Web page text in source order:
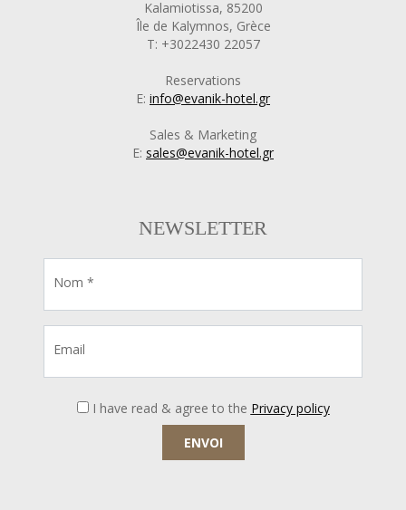
Kalamiotissa, 85200
Île de Kalymnos, Grèce
T: +3022430 22057
Reservations
E: info@evanik-hotel.gr
Sales & Marketing
E: sales@evanik-hotel.gr
NEWSLETTER
Nom *
Email
I have read & agree to the Privacy policy
ENVOI